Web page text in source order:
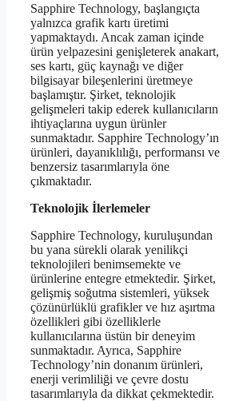
Sapphire Technology, başlangıçta
yalnızca grafik kartı üretimi
yapmaktaydı. Ancak zaman içinde
ürün yelpazesini genişleterek anakart,
ses kartı, güç kaynağı ve diğer
bilgisayar bileşenlerini üretmeye
başlamıştır. Şirket, teknolojik
gelişmeleri takip ederek kullanıcıların
ihtiyaçlarına uygun ürünler
sunmaktadır. Sapphire Technology’ın
ürünleri, dayanıklılığı, performansı ve
benzersiz tasarımlarıyla öne
çıkmaktadır.
Teknolojik İlerlemeler
Sapphire Technology, kuruluşundan
bu yana sürekli olarak yenilikçi
teknolojileri benimsemekte ve
ürünlerine entegre etmektedir. Şirket,
gelişmiş soğutma sistemleri, yüksek
çözünürlüklü grafikler ve hız aşırtma
özellikleri gibi özelliklerle
kullanıcılarına üstün bir deneyim
sunmaktadır. Ayrıca, Sapphire
Technology’nin donanım ürünleri,
enerji verimliliği ve çevre dostu
tasarımlarıyla da dikkat çekmektedir.